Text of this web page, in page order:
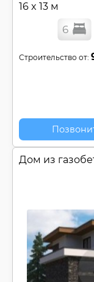
16 x 13 м
6
Строительство от:
Дом из